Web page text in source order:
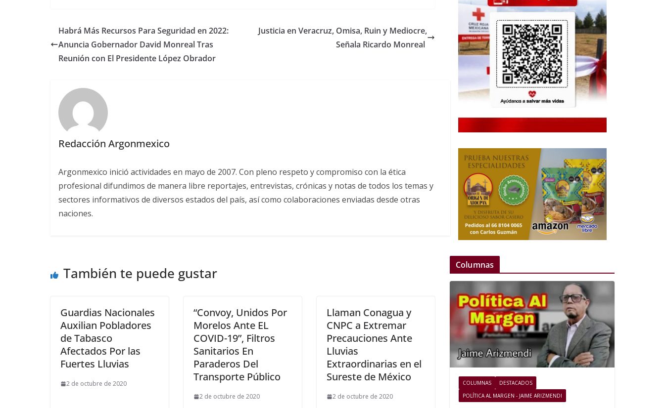
Habrá Más Recursos Para Seguridad en 2022:
Anuncia Gobernador David Monreal Tras
Reunión con El Presidente López Obrador
Justicia en Veracruz, Omisa, Ruin y Mediocre,
Señala Ricardo Monreal
Redacción Argonmexico
Argonmexico inició actividades en mayo de 2007. Con pleno respeto y compromiso con la ética
profesional difundimos de manera libre reportajes, entrevistas, crónicas y notas de todos los temas y
sectores informativos de diversos estados del país, así como colaboraciones enviadas desde otras
naciones.
También te puede gustar
Guardias Nacionales
Auxilian Pobladores
de Tabasco
Afectados Por las
Fuertes Lluvias
2 de octubre de 2020
“Convoy, Unidos Por
Morelos Ante EL
COVID-19”, Filtros
Sanitarios En
Paraderos Del
Transporte Público
2 de octubre de 2020
Llaman Conagua y
CNPC a Extremar
Precauciones Ante
Lluvias
Extraordinarias en el
Sureste de México
2 de octubre de 2020
Columnas
COLUMNAS
DESTACADOS
POLÍTICA AL MARGEN - JAIME ARIZMENDI